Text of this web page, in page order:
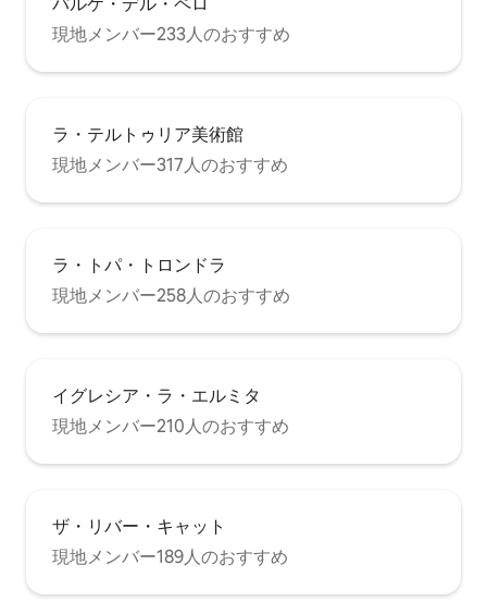
現地メンバー233人のおすすめ
ラ・テルトゥリア美術館
現地メンバー317人のおすすめ
ラ・トパ・トロンドラ
現地メンバー258人のおすすめ
イグレシア・ラ・エルミタ
現地メンバー210人のおすすめ
ザ・リバー・キャット
現地メンバー189人のおすすめ